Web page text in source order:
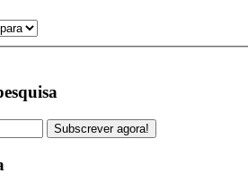
Subscrever agora!